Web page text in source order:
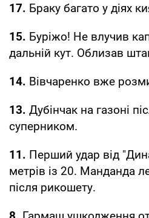
17. Браку багато у діях
15. Буріжо! Не влучив
дальній кут. Облизав
14. Вівчаренко вже
13. Дубінчак на газоні
суперником.
11. Перший удар від
метрів із 20. Манданда
після рикошету.